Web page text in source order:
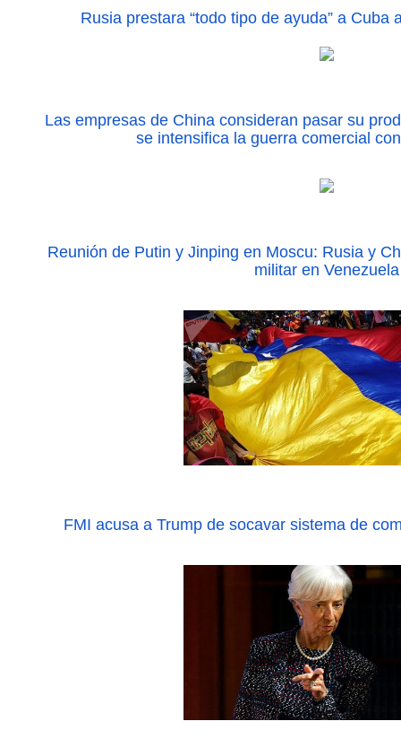
Rusia prestara “todo tipo de ayuda” a Cuba
Las empresas de China consideran pasar su
se intensifica la guerra comercial
Reunión de Putin y Jinping en Moscu: Rusia y
militar en Venezuela
FMI acusa a Trump de socavar sistema de